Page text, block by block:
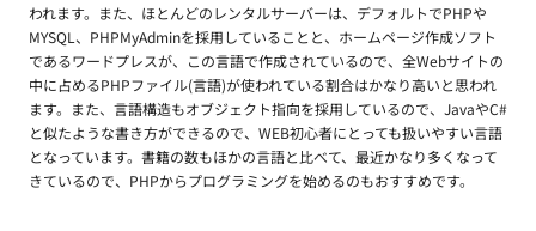
われます。また、ほとんどのレンタルサーバーは、デフォルトでPHPや
MYSQL、PHPMyAdminを採用していることと、ホームページ作成ソフト
であるワードプレスが、この言語で作成されているので、全Webサイトの
中に占めるPHPファイル(言語)が使われている割合はかなり高いと思われ
ます。また、言語構造もオブジェクト指向を採用しているので、JavaやC#
と似たような書き方ができるので、WEB初心者にとっても扱いやすい言語
となっています。書籍の数もほかの言語と比べて、最近かなり多くなって
きているので、PHPからプログラミングを始めるのもおすすめです。